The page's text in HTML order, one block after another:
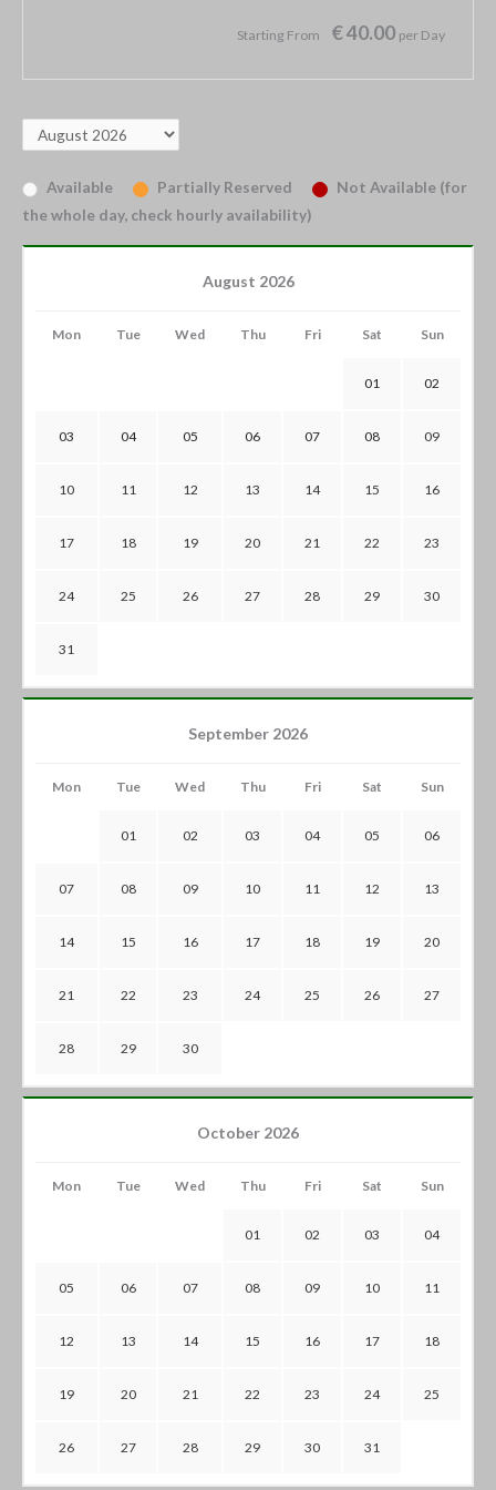
Starting From € 40.00 per Day
Available Partially Reserved
Not Available (for
the whole day, check hourly availability)
August 2026
Mon Tue Wed Thu Fri Sat Sun
01 02
03 04 05 06 07 08 09
10 11 12 13 14 15 16
17 18 19 20 21 22 23
24 25 26 27 28 29 30
31
September 2026
Mon Tue Wed Thu Fri Sat Sun
01 02 03 04 05 06
07 08 09 10 11 12 13
14 15 16 17 18 19 20
21 22 23 24 25 26 27
28 29 30
October 2026
Mon Tue Wed Thu Fri Sat Sun
01 02 03 04
05 06 07 08 09 10 11
12 13 14 15 16 17 18
19 20 21 22 23 24 25
26 27 28 29 30 31